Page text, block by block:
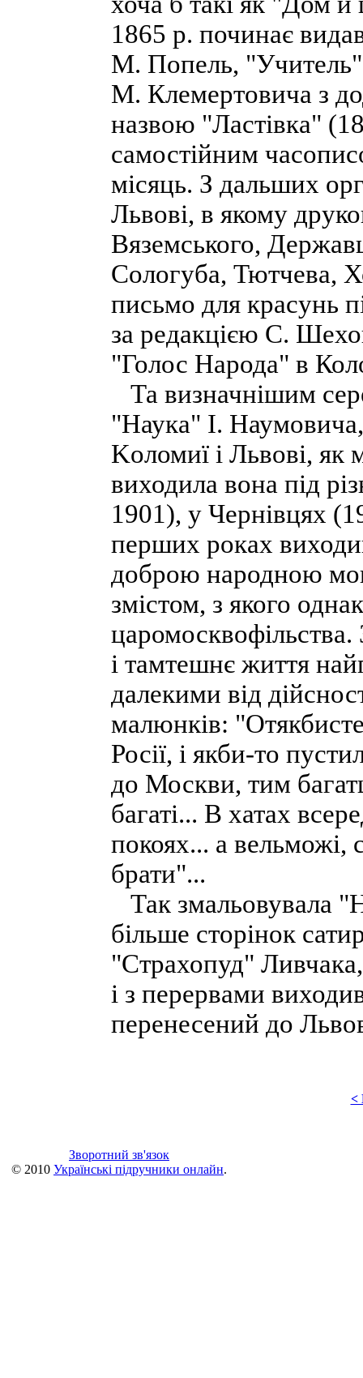
1865 р. починає
М. Попель,
М. Клемертовича з
назвою "Ластівка"
самостійним
місяць. З дальших
Львові, в якому
Вяземського,
Сологуба, Тютчева,
письмо для красунь
за редакцією С.
"Голос Народа" в
Та визначнішим
"Наука" І.
Koломиї і Львові, як
виходила вона під
1901), у Чернівцях
перших роках
доброю народною
змістом, з якого
і тамтешнє життя
далекими від
малюнків:
Росії, і якби-то
до Москви, тим
багаті... В хатах
покоях... а вельможі,
брати"...
Так змальовувала
більше сторінок
"Страхопуд"
і з перервами
перенесений до
<
Зворотний зв'язок
© 2010 Українські підручники онлайн.